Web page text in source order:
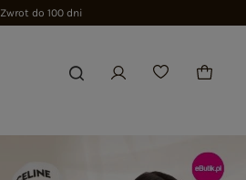
Zwrot do 100 dni